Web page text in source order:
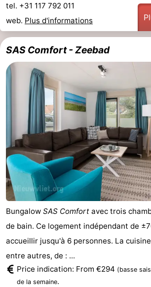
tel. +31 117 792 011
web. Plus d'informations
SAS Comfort - Zeebad
Bungalow SAS Comfort avec trois
de bain. Ce logement indépendant de
accueillir jusqu'à 6 personnes. La
entre autres, de : ...
Price indication: From €294 (basse
de la semaine.